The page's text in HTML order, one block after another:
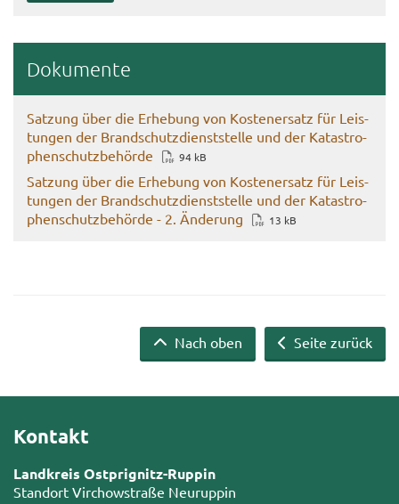
Do­ku­men­te
Sat­zung über die Er­he­bung von Kos­ten­er­satz für Leis­
tun­gen der Brand­schutz­dienst­stel­le und der Ka­ta­stro­
phen­schutz­be­hör­de
94 kB
Sat­zung über die Er­he­bung von Kos­ten­er­satz für Leis­
tun­gen der Brand­schutz­dienst­stel­le und der Ka­ta­stro­
phen­schutz­be­hör­de - 2. Än­de­rung
13 kB
Seite zurück
Nach oben
Kontakt
Landkreis Ostprignitz-Ruppin
Standort Virchowstraße Neuruppin